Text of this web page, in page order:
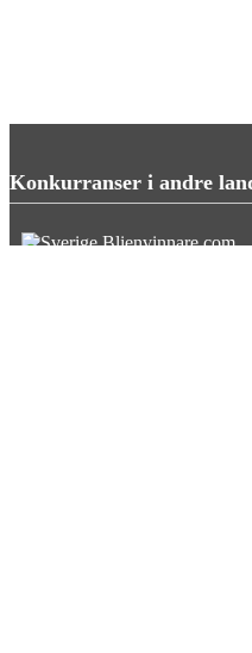
Konkurranser i andre
Blienvinnare.com